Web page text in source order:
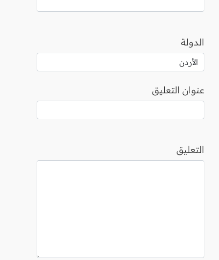
الدولة
عنوان التعليق
التعليق